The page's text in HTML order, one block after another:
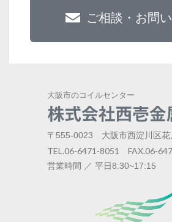
ご相談・お問
大阪市のコイルセンター
〒555-0023 大阪市西淀川区花
TEL.06-6471-8051 FAX.06-
営業時間 ／ 平日8:30~17:15